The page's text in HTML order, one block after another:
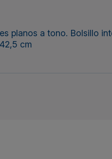
planos a tono. Bolsillo
cm